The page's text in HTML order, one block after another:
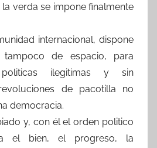
verda se impone finalmente
internacional, dispone
de espacio, para
politicas ilegitimas y sin
de pacotilla no
democracia.
y, con él el orden politico
el bien, el progreso, la